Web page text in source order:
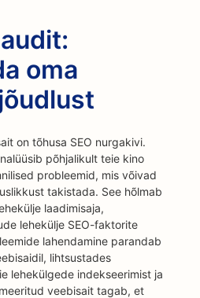
oma
on tõhusa SEO nurgakivi.
põhjalikult teie kino
probleemid, mis võivad
takistada. See hõlmab
laadimisaja,
lehekülje SEO-faktorite
lahendamine parandab
lihtsustades
lehekülgede indekseerimist ja
veebisait tagab, et